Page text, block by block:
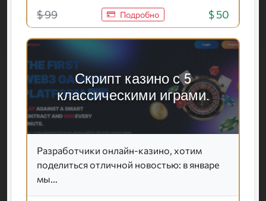
$ 99 Подробно $ 50
Скрипт казино с 5
классическими играми.
Разработчики онлайн-казино, хотим
поделиться отличной новостью: в январе
мы...